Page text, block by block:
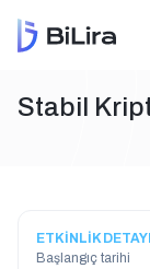
Stabil
ETKİNLİK
Başlangıç tarihi